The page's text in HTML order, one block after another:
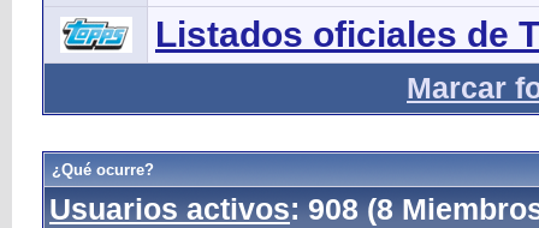
Listados oficiales de
Marcar
¿Qué ocurre?
Usuarios activos: 908 (8